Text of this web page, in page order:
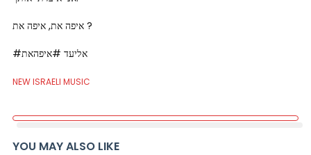
איפה את, איפה את ?
#אליעד #איפהאת
NEW ISRAELI MUSIC
YOU MAY ALSO LIKE